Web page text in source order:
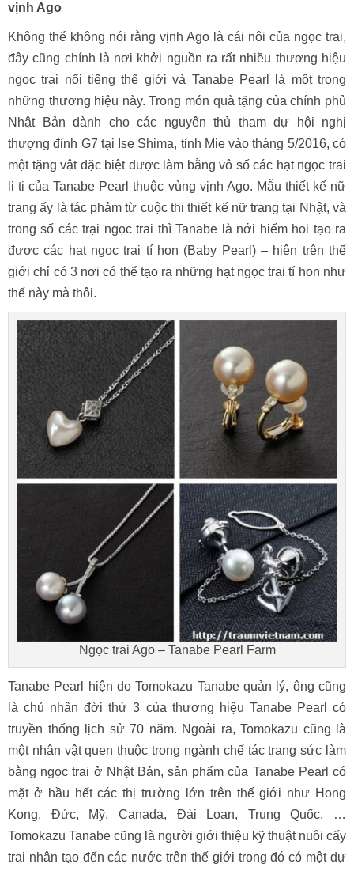
vịnh Ago
Không thể không nói rằng vịnh Ago là cái nôi của ngọc trai,
đây cũng chính là nơi khởi nguồn ra rất nhiều thương hiệu
ngọc trai nổi tiếng thế giới và Tanabe Pearl là một trong
những thương hiệu này. Trong món quà tặng của chính phủ
Nhật Bản dành cho các nguyên thủ tham dự hội nghị
thượng đỉnh G7 tại Ise Shima, tỉnh Mie vào tháng 5/2016, có
một tặng vật đặc biệt được làm bằng vô số các hạt ngọc trai
li ti của Tanabe Pearl thuộc vùng vịnh Ago. Mẫu thiết kế nữ
trang ấy là tác phảm từ cuộc thi thiết kế nữ trang tại Nhật, và
trong số các trại ngọc trai thì Tanabe là nới hiếm hoi tạo ra
được các hạt ngọc trai tí họn (Baby Pearl) – hiện trên thế
giới chỉ có 3 nơi có thể tạo ra những hạt ngọc trai tí hon như
thế này mà thôi.
Ngọc trai Ago – Tanabe Pearl Farm
Tanabe Pearl hiện do Tomokazu Tanabe quản lý, ông cũng
là chủ nhân đời thứ 3 của thương hiệu Tanabe Pearl có
truyền thống lịch sử 70 năm. Ngoài ra, Tomokazu cũng là
một nhân vật quen thuộc trong ngành chế tác trang sức làm
bằng ngọc trai ở Nhật Bản, sản phẩm của Tanabe Pearl có
mặt ở hầu hết các thị trường lớn trên thế giới như Hong
Kong, Đức, Mỹ, Canada, Đài Loan, Trung Quốc, …
Tomokazu Tanabe cũng là người giới thiệu kỹ thuật nuôi cấy
trai nhân tạo đến các nước trên thế giới trong đó có một dự